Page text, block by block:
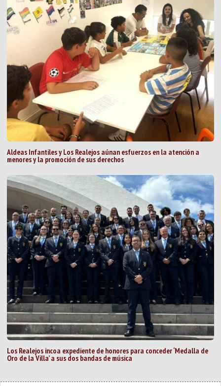
Aldeas Infantiles y Los Realejos aúnan esfuerzos en la atención a
menores y la promoción de sus derechos
Los Realejos incoa expediente de honores para conceder ‘Medalla de
Oro de la Villa’ a sus dos bandas de música